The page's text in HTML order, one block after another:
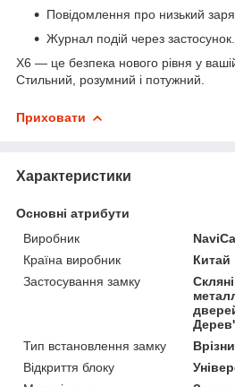
Повідомлення про низький
Журнал подій через застосунок.
X6 — це безпека нового рівня у вашій
Стильний, розумний і потужний.
Приховати
Характеристики
Основні атрибути
Виробник
Країна виробник
Китай
Застосування замку
Тип встановлення замку
Відкриття блоку